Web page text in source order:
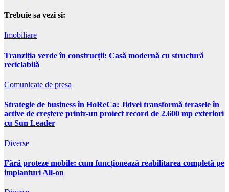
Trebuie sa vezi si:
Imobiliare
Tranziția verde în construcții: Casă modernă cu structură
reciclabilă
Comunicate de presa
Strategie de business în HoReCa: Jidvei transformă terasele în
active de creștere printr-un proiect record de 2.600 mp exteriori
cu Sun Leader
Diverse
Fără proteze mobile: cum funcționează reabilitarea completă pe
implanturi All-on